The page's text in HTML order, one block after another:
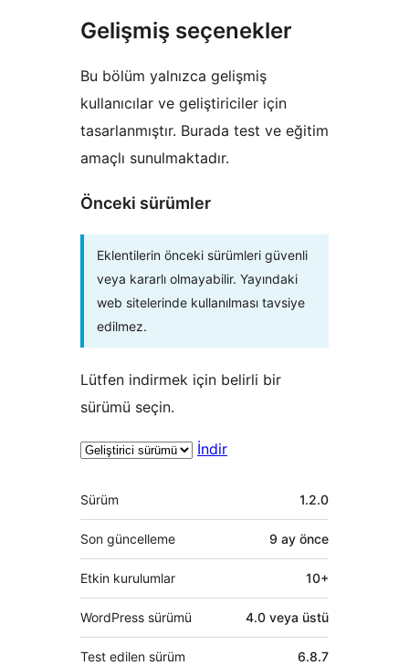
Gelişmiş seçenekler
Bu bölüm yalnızca gelişmiş
kullanıcılar ve geliştiriciler için
tasarlanmıştır. Burada test ve eğitim
amaçlı sunulmaktadır.
Önceki sürümler
Eklentilerin önceki sürümleri güvenli
veya kararlı olmayabilir. Yayındaki
web sitelerinde kullanılması tavsiye
edilmez.
Lütfen indirmek için belirli bir
sürümü seçin.
İndir
Meta
Sürüm 1.2.0
Son güncelleme 9 ay önce
Etkin kurulumlar 10+
WordPress sürümü 4.0 veya üstü
Test edilen sürüm 6.8.7